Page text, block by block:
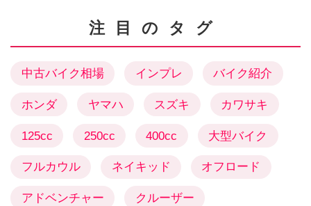
るもの。シート高は800mm
り出しで足つきはかかと...
ョイフル！おすすめ
中古バイク価格リサ
ーチ／2025年1月
の中古車実勢価格やバイク
選びの特長をリサーチしま
す！▶▶▶『チョイフ
Twitter）はこちら！
注目のタグ
中古バイク相場 インプレ バイク紹介
ホンダ ヤマハ スズキ カワサキ
125cc 250cc 400cc 大型バイク
フルカウル ネイキッド オフロード
アドベンチャー クルーザー